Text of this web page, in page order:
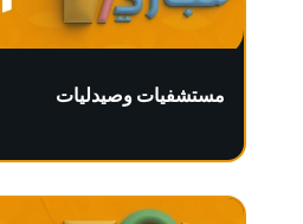
مستشفيات وصيدليات